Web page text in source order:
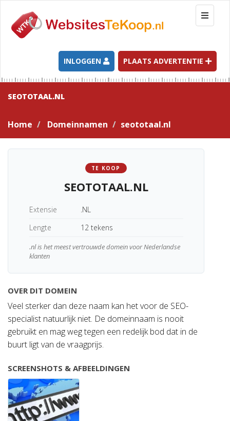
T
o
g
l
e
n
a
t
INLOGGEN PLAATS ADVERTENTIE
SEOTOTAAL.NL
Home Domeinnamen seototaal.nl
TE KOOP
SEOTOTAAL.NL
Extensie
.NL
Lengte
12 tekens
.nl is het meest vertrouwde domein voor Nederlandse
klanten
OVER DIT DOMEIN
Veel sterker dan deze naam kan het voor de SEO-
specialist natuurlijk niet. De domeinnaam is nooit
gebruikt en mag weg tegen een redelijk bod dat in de
buurt ligt van de vraagprijs.
SCREENSHOTS & AFBEELDINGEN